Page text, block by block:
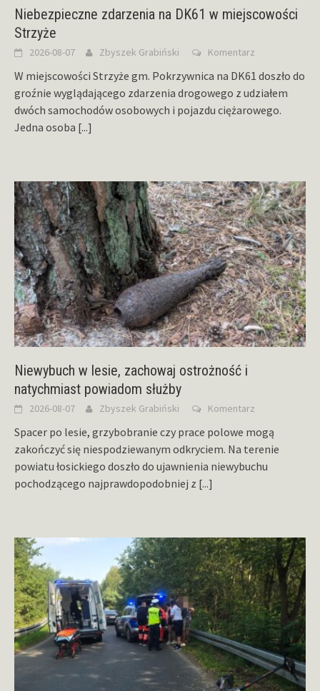
Niebezpieczne zdarzenia na DK61 w miejscowości
Strzyże
2026-08-07 Zbyszek Grabiński Komentarz
W miejscowości Strzyże gm. Pokrzywnica na DK61 doszło do
groźnie wyglądającego zdarzenia drogowego z udziałem
dwóch samochodów osobowych i pojazdu ciężarowego.
Jedna osoba [...]
Niewybuch w lesie, zachowaj ostrożność i
natychmiast powiadom służby
2026-08-07 Zbyszek Grabiński Komentarz
Spacer po lesie, grzybobranie czy prace polowe mogą
zakończyć się niespodziewanym odkryciem. Na terenie
powiatu łosickiego doszło do ujawnienia niewybuchu
pochodzącego najprawdopodobniej z [...]